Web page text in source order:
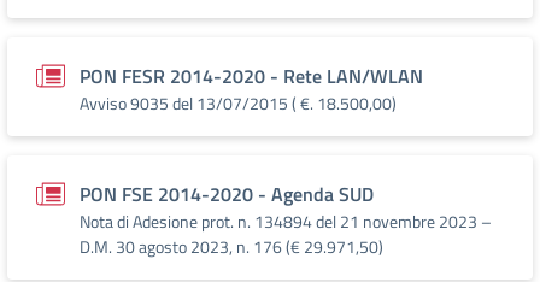
PON FESR 2014-2020 - Rete LAN/WLAN
Avviso 9035 del 13/07/2015 ( €. 18.500,00)
PON FSE 2014-2020 - Agenda SUD
Nota di Adesione prot. n. 134894 del 21 novembre 2023 –
D.M. 30 agosto 2023, n. 176 (€ 29.971,50)